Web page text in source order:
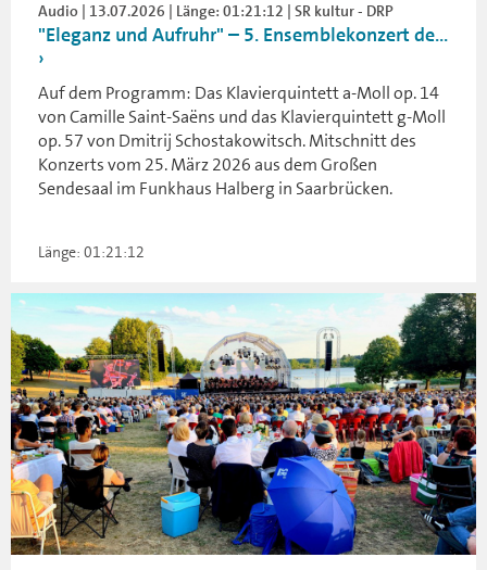
Audio | 13.07.2026 | Länge: 01:21:12 | SR kultur - DRP
"Eleganz und Aufruhr" – 5. Ensemblekonzert de...
Auf dem Programm: Das Klavierquintett a-Moll op. 14
von Camille Saint-Saëns und das Klavierquintett g-Moll
op. 57 von Dmitrij Schostakowitsch. Mitschnitt des
Konzerts vom 25. März 2026 aus dem Großen
Sendesaal im Funkhaus Halberg in Saarbrücken.
Länge: 01:21:12